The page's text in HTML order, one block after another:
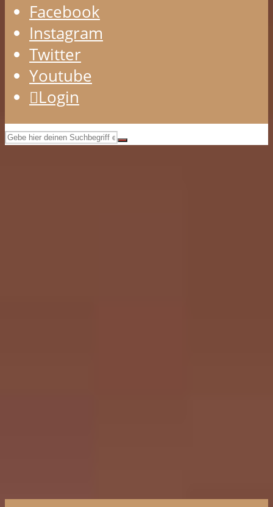
Facebook
Instagram
Twitter
Youtube
Login